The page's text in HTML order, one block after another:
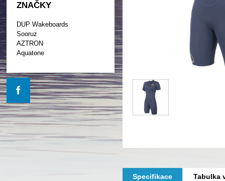
ZNAČKY
DUP Wakeboards
Sooruz
AZTRON
Aquatone
Specifikace Tabulka